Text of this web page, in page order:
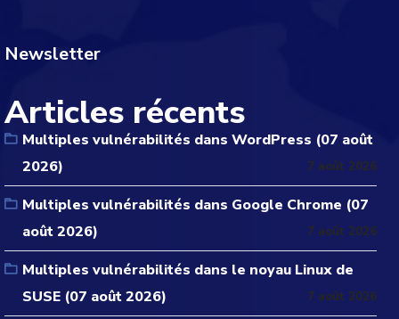
Newsletter
Articles récents
Multiples vulnérabilités dans WordPress (07 août
2026)
7 août 2026
Multiples vulnérabilités dans Google Chrome (07
août 2026)
7 août 2026
Multiples vulnérabilités dans le noyau Linux de
SUSE (07 août 2026)
7 août 2026